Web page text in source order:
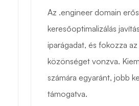
Az .engineer domain
keresőoptimalizálás
iparágadat, és fokozza
közönséget vonzva.
számára egyaránt, jobb
támogatva.